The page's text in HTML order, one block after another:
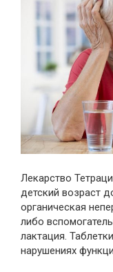
Лекарство
детский возраст
органическая
либо
лактация.
нарушениях